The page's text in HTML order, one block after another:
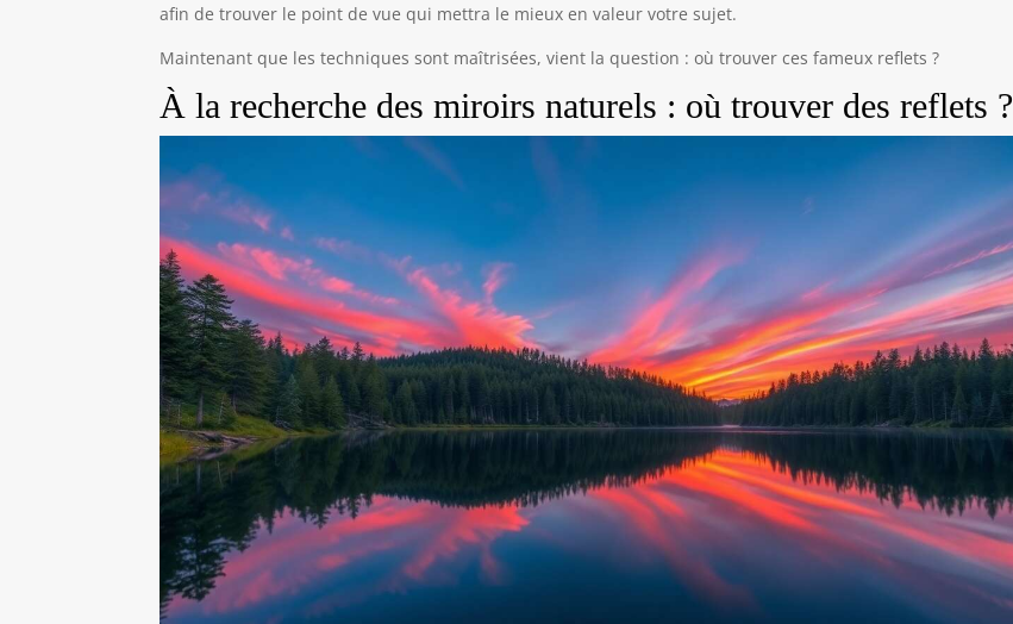
afin de trouver le point de vue qui mettra le mieux en valeur votre sujet.
Maintenant que les techniques sont maîtrisées, vient la question : où trouver ces fameux reflets ?
À la recherche des miroirs naturels : où trouver des reflets ?